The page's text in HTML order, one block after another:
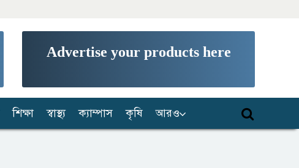
Advertise your products here
শিক্ষা স্বাস্থ্য ক্যাম্পাস কৃষি আরও